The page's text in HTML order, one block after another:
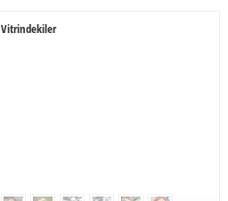
Vitrindekiler